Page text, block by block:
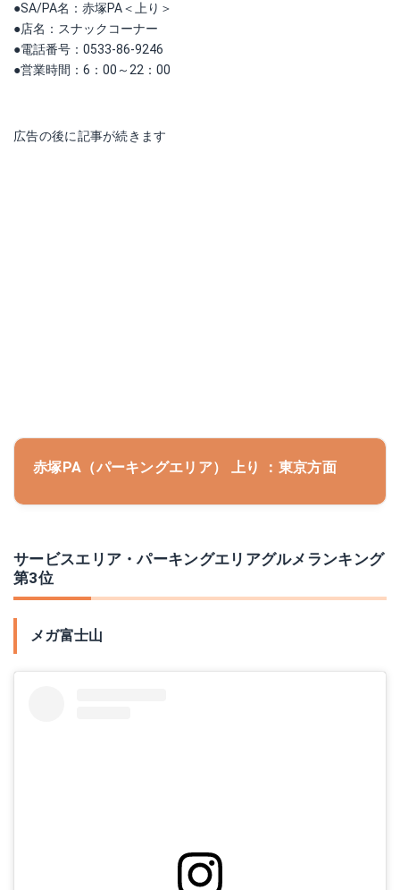
●SA/PA名：赤塚PA＜上り＞
●店名：スナックコーナー
●電話番号：0533-86-9246
●営業時間：6：00～22：00
広告の後に記事が続きます
赤塚PA（パーキングエリア） 上り ：東京方面
サービスエリア・パーキングエリアグルメランキング
第3位
メガ富士山